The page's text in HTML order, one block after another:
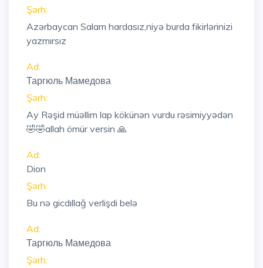
Şərh:
Azərbaycan Salam hardasız,niyə burda fikirlərinizi
yazmırsız
Ad:
Таргюль Мамедова
Şərh:
Ay Rəşid müəllim lap kökünən vurdu rəsimiyyədən
🤣🤣allah ömür versin 🙏
Ad:
Dion
Şərh:
Bu nə gicdıllağ verlişdi belə
Ad:
Таргюль Мамедова
Şərh: